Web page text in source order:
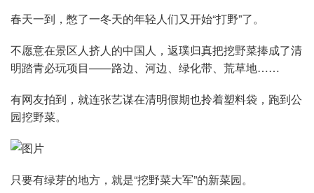
春天一到，憋了一冬天的年轻人们又开始“打野”了。
不愿意在景区人挤人的中国人，返璞归真把挖野菜捧成了清
明踏青必玩项目——路边、河边、绿化带、荒草地……
有网友拍到，就连张艺谋在清明假期也拎着塑料袋，跑到公
园挖野菜。
只要有绿芽的地方，就是“挖野菜大军”的新菜园。